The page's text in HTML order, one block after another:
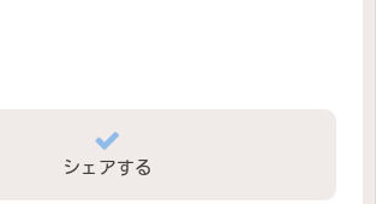
シェアする